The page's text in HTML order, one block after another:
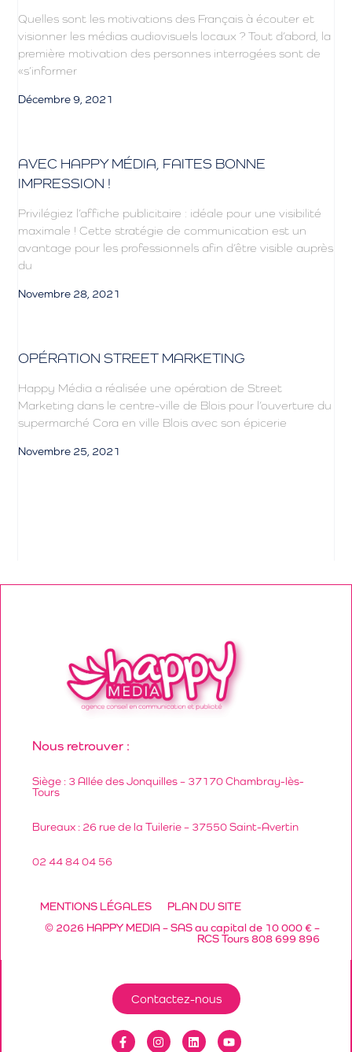
Quelles sont les motivations des Français à écouter et
visionner les médias audiovisuels locaux ? Tout d’abord, la
première motivation des personnes interrogées sont de
«s’informer
Décembre 9, 2021
AVEC HAPPY MÉDIA, FAITES BONNE
IMPRESSION !
Privilégiez l’affiche publicitaire : idéale pour une visibilité
maximale ! Cette stratégie de communication est un
avantage pour les professionnels afin d’être visible auprès
du
Novembre 28, 2021
OPÉRATION STREET MARKETING
Happy Média a réalisée une opération de Street
Marketing dans le centre-ville de Blois pour l’ouverture du
supermarché Cora en ville Blois avec son épicerie
Novembre 25, 2021
Nous retrouver :
Siège : 3 Allée des Jonquilles – 37170 Chambray-lès-
Tours
Bureaux : 26 rue de la Tuilerie – 37550 Saint-Avertin
02 44 84 04 56
MENTIONS LÉGALES
PLAN DU SITE
© 2026 HAPPY MEDIA – SAS au capital de 10 000 € –
RCS Tours 808 699 896
Contactez-nous